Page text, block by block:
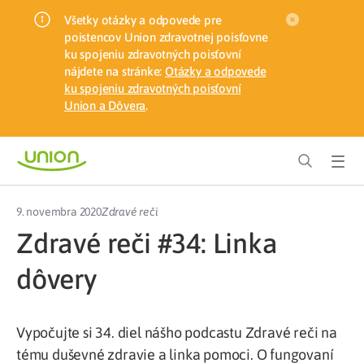
Všetky otázky a odpovede pre
poistencov Union zdravotnej poisťovne
ku spojeniu zdravotných poisťovní
nájdete na stránke: Otázky a odpovede
ku spojeniu zdravotných poisťovní
Union a Dôvera.
9. novembra 2020Zdravé reči
Zdravé reči #34: Linka
dôvery
Vypočujte si 34. diel nášho podcastu Zdravé reči na
tému duševné zdravie a linka pomoci. O fungovaní